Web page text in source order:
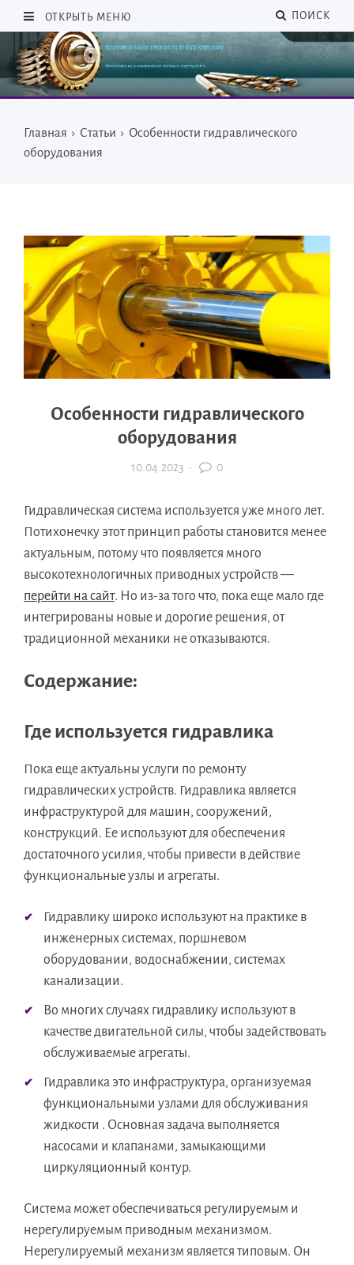
ОТКРЫТЬ МЕНЮ ПОИСК
Главная › Статьи › Особенности гидравлического
оборудования
Особенности гидравлического
оборудования
10.04.2023 · 0
Гидравлическая система используется уже много лет.
Потихонечку этот принцип работы становится менее
актуальным, потому что появляется много
высокотехнологичных приводных устройств —
перейти на сайт. Но из-за того что, пока еще мало где
интегрированы новые и дорогие решения, от
традиционной механики не отказываются.
Содержание:
Где используется гидравлика
Пока еще актуальны услуги по ремонту
гидравлических устройств. Гидравлика является
инфраструктурой для машин, сооружений,
конструкций. Ее используют для обеспечения
достаточного усилия, чтобы привести в действие
функциональные узлы и агрегаты.
Гидравлику широко используют на практике в
инженерных системах, поршневом
оборудовании, водоснабжении, системах
канализации.
Во многих случаях гидравлику используют в
качестве двигательной силы, чтобы задействовать
обслуживаемые агрегаты.
Гидравлика это инфраструктура, организуемая
функциональными узлами для обслуживания
жидкости . Основная задача выполняется
насосами и клапанами, замыкающими
циркуляционный контур.
Система может обеспечиваться регулируемым и
нерегулируемым приводным механизмом.
Нерегулируемый механизм является типовым. Он